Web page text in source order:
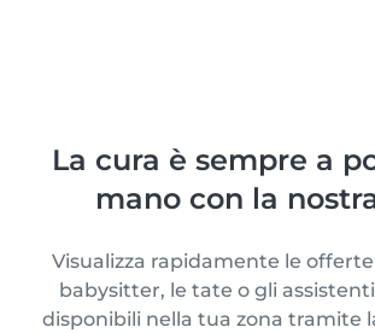
La cura è sempre a
mano con la
Visualizza rapidamente le
babysitter, le tate o gli
disponibili nella tua zona tramite